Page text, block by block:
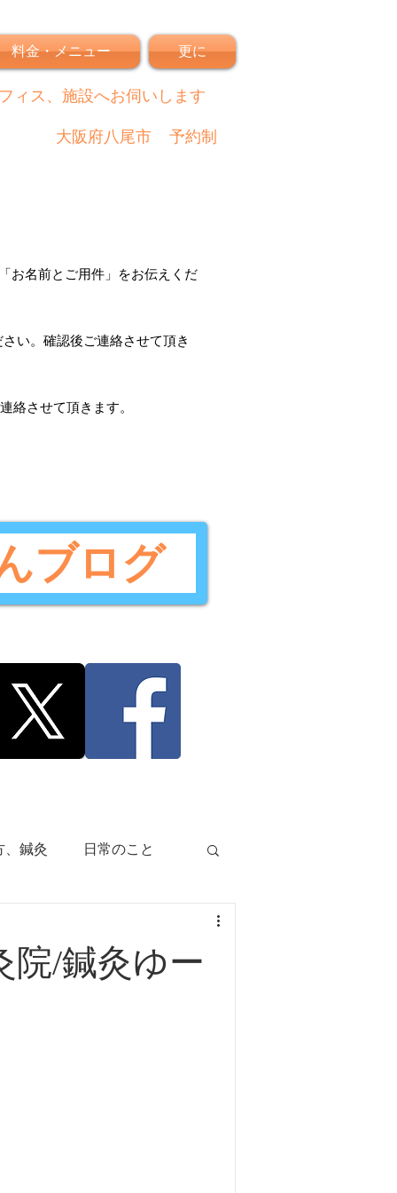
料金・メニュー 更に
ィス、施設へお伺いします
大阪府八尾市 予約制
「お名前とご用件 」
をお伝えくだ
い。 確認後ご連絡させて頂き
絡させて頂きます。
ブログ
、鍼灸 日常のこと
症状
院/鍼灸ゆー